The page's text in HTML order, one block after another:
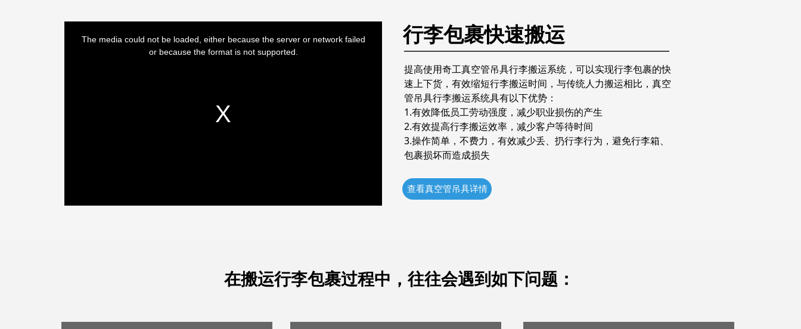
行李包裹快速搬运
提高使用奇工真空管吊具行李搬运系统，可以实现行李包裹的快
速上下货，有效缩短行李搬运时间，与传统人力搬运相比，真空
管吊具行李搬运系统具有以下优势：
1.有效降低员工劳动强度，减少职业损伤的产生
2.有效提高行李搬运效率，减少客户等待时间
3.操作简单，不费力，有效减少丢、扔行李行为，避免行李箱、
包裹损坏而造成损失
查看真空管吊具详情
The media could not be loaded, either because the server or network failed
or because the format is not supported.
在搬运行李包裹过程中，往往会遇到如下问题：